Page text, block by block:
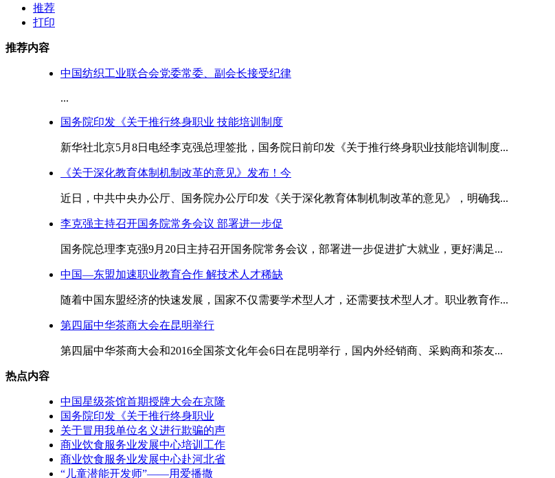
推荐
打印
推荐内容
中国纺织工业联合会党委常委、副会长接受纪律
...
国务院印发《关于推行终身职业 技能培训制度
新华社北京5月8日电经李克强总理签批，国务院日前印发《关于推行终身职业技能培训制度...
《关于深化教育体制机制改革的意见》发布！今
近日，中共中央办公厅、国务院办公厅印发《关于深化教育体制机制改革的意见》，明确我...
李克强主持召开国务院常务会议 部署进一步促
国务院总理李克强9月20日主持召开国务院常务会议，部署进一步促进扩大就业，更好满足...
中国—东盟加速职业教育合作 解技术人才稀缺
随着中国东盟经济的快速发展，国家不仅需要学术型人才，还需要技术型人才。职业教育作...
第四届中华茶商大会在昆明举行
第四届中华茶商大会和2016全国茶文化年会6日在昆明举行，国内外经销商、采购商和茶友...
热点内容
中国星级茶馆首期授牌大会在京隆
国务院印发《关于推行终身职业
关于冒用我单位名义进行欺骗的声
商业饮食服务业发展中心培训工作
商业饮食服务业发展中心赴河北省
“儿童潜能开发师”——用爱播撒